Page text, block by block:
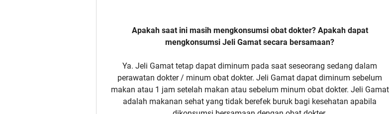
Apakah saat ini masih mengkonsumsi obat dokter? Apakah dapat
mengkonsumsi Jeli Gamat secara bersamaan?
Ya. Jeli Gamat tetap dapat diminum pada saat seseorang sedang dalam
perawatan dokter / minum obat dokter. Jeli Gamat dapat diminum sebelum
makan atau 1 jam setelah makan atau sebelum minum obat dokter. Jeli Gamat
adalah makanan sehat yang tidak berefek buruk bagi kesehatan apabila